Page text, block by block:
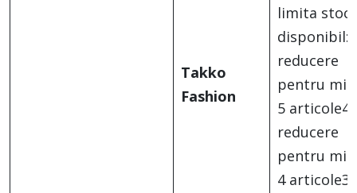
Takko
Fashion
limita
reducere
pentru
5
reducere
pentru
4